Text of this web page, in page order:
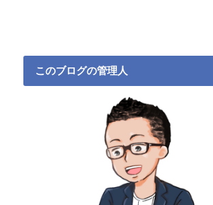
このブログの管理人